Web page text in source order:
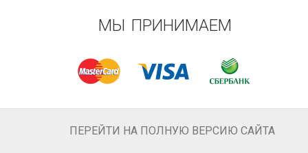
МЫ ПРИНИМАЕМ
ПЕРЕЙТИ НА ПОЛНУЮ ВЕРСИЮ САЙТА